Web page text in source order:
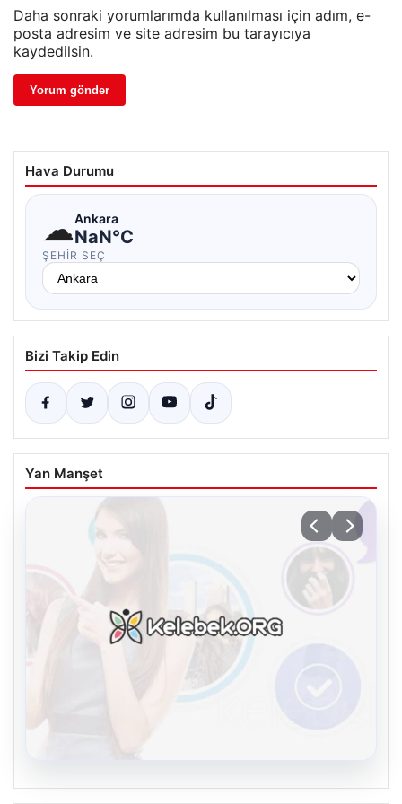
Daha sonraki yorumlarımda kullanılması için adım, e-
posta adresim ve site adresim bu tarayıcıya
kaydedilsin.
Hava Durumu
☁Ankara
NaN°C
ŞEHIR SEÇ
Bizi Takip Edin
Yan Manşet